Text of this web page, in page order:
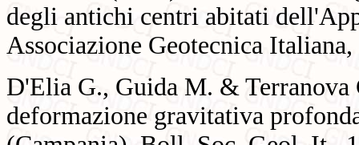
degli antichi centri abitati
Associazione Geotecnica
D'Elia G., Guida M. & Terranova
deformazione gravitativa